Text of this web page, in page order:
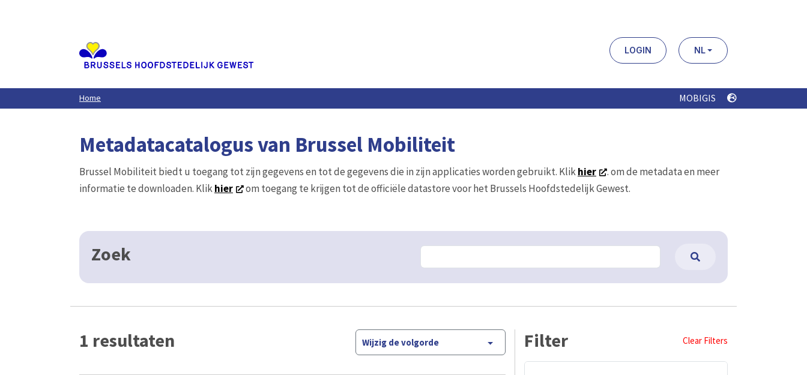
LOGIN NL
Home MOBIGIS
Metadatacatalogus van Brussel Mobiliteit
Brussel Mobiliteit biedt u toegang tot zijn gegevens en tot de gegevens die in zijn applicaties worden gebruikt. Klikhier
. om de metadata en meer
informatie te downloaden. Klikhier om toegang te krijgen tot de officiële datastore voor het Brussels Hoofdstedelijk Gewest.
Zoek
1 resultaten Wijzig de volgorde Filter Clear Filters